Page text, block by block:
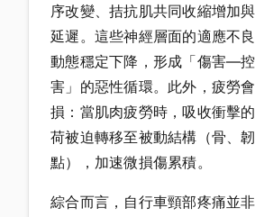
序改變、拮抗肌共同收縮增加
延遲。這些神經層面的適應不
動態穩定下降，形成「傷害—
害」的惡性循環。此外，疲勞
損：當肌肉疲勞時，吸收衝擊
荷被迫轉移至被動結構（骨、
點），加速微損傷累積。
綜合而言，自行車頸部疼痛並